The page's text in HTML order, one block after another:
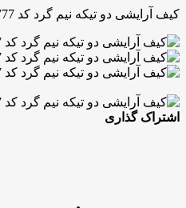
کیف آرایشی دو تیکه نیم گرد کد 2777
اشتراک گذاری